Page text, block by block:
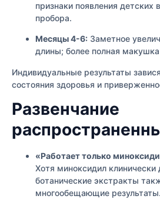
признаки появления детских
пробора.
Месяцы 4-6: Заметное
длины; более полная
Индивидуальные результаты
состояния здоровья и
Развенчание
«Работает только
Хотя миноксидил клинически
ботанические экстракты
многообещающие результаты.